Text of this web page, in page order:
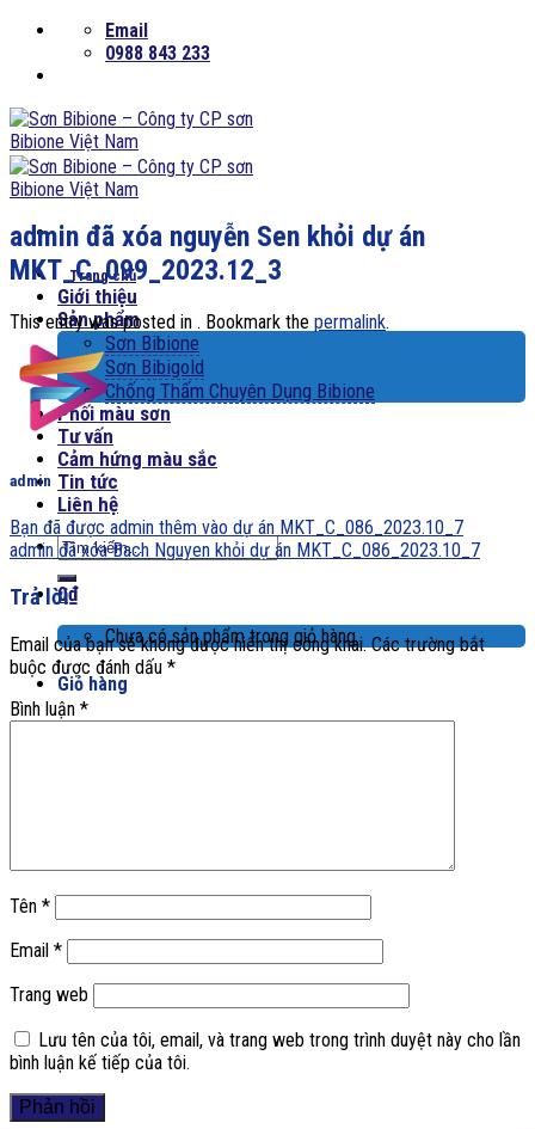
Skip
content
Email
0988 843 233
Trang chủ
Giới thiệu
Sản phẩm
Sơn Bibione
Sơn Bibigold
Chống Thấm Chuyên Dụng Bibione
Phối màu sơn
Tư vấn
Cảm hứng màu sắc
Tin tức
Liên hệ
Tìm
kiếm:
0₫
Chưa có sản phẩm trong giỏ hàng.
Giỏ hàng
admin đã xóa nguyễn Sen khỏi dự án
MKT_C_099_2023.12_3
This entry was posted in . Bookmark the permalink.
admin
Bạn đã được admin thêm vào dự án MKT_C_086_2023.10_7
admin đã xóa Bach Nguyen khỏi dự án MKT_C_086_2023.10_7
Trả lời
Email của bạn sẽ không được hiển thị công khai. Các trường bắt
buộc được đánh dấu *
Bình luận *
Tên *
Email *
Trang web
Lưu tên của tôi, email, và trang web trong trình duyệt này cho lần
bình luận kế tiếp của tôi.